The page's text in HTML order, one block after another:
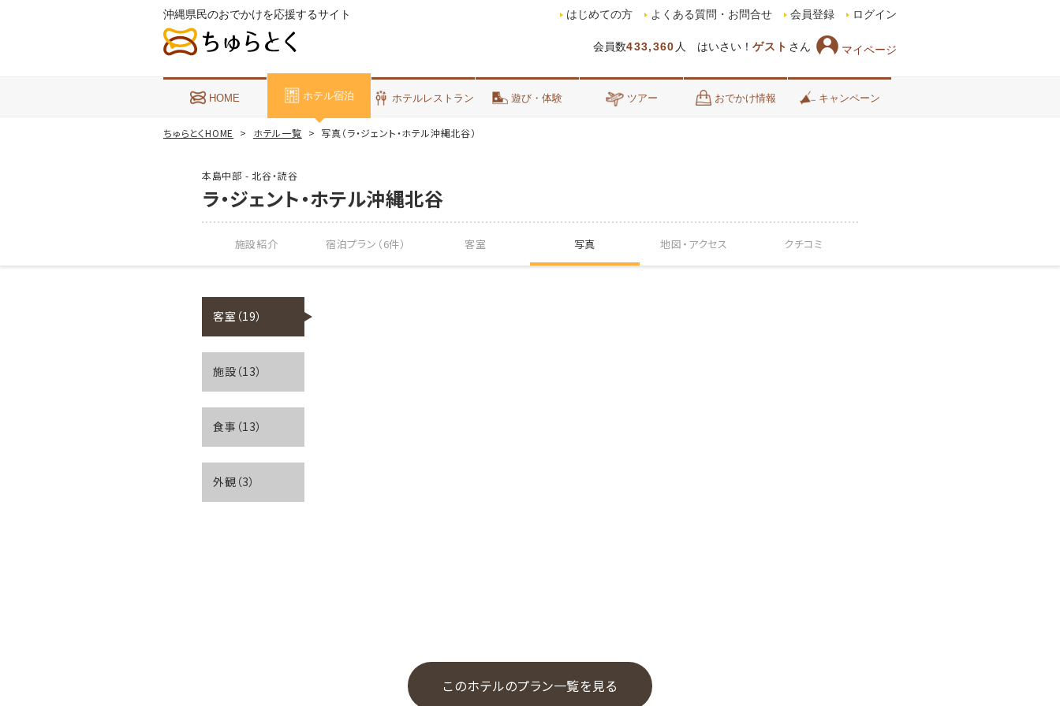
沖縄県民のおでかけを応援するサイト
会員数433,360 人 はいさい！ ゲスト さん マイページ
はじめての方 よくある質問・お問合せ 会員登録 ログイン
HOME ホテル宿泊 ホテルレストラン 遊び・体験 ツアー おでかけ情報 キャンペーン
ちゅらとくHOME ホテル一覧 写真（ラ・ジェント・ホテル沖縄北谷）
本島中部 - 北谷・読谷
ラ・ジェント・ホテル沖縄北谷
施設紹介 宿泊プラン（6件） 客室 写真 地図・ アクセス クチコミ
客室（19）
施設（13）
食事（13）
外観（3）
このホテルのプラン一覧を見る